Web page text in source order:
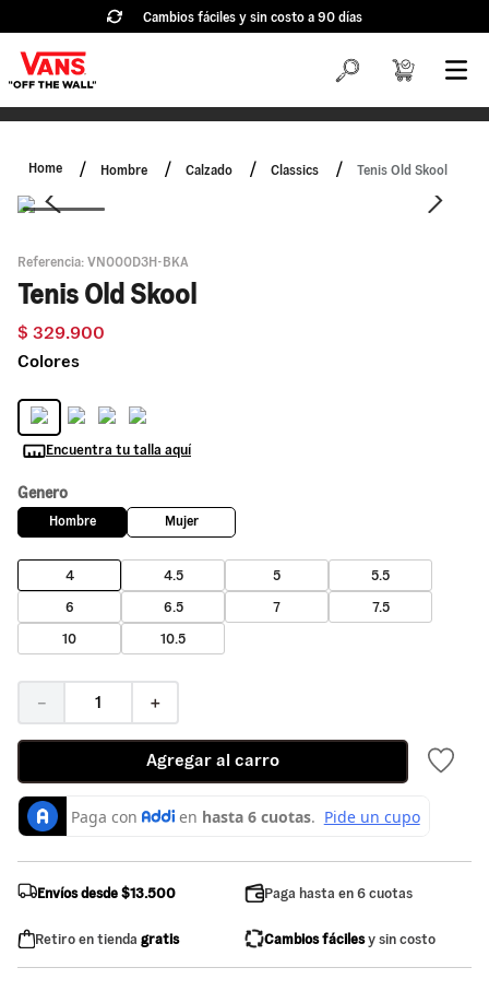
Cambios fáciles y sin costo a 90 días
Hombre Calzado Classics Tenis Old Skool
Referencia: VN000D3H-BKA
Tenis Old Skool
$ 329.900
Colores
Encuentra tu talla aquí
Genero
Hombre Mujer
4 4.5 5
5.5
6
6.5 7
7.5
10
10.5
＋
－
Agregar al carro
Envíos desde $13.500 Paga hasta en 6 cuotas
Retiro en tienda gratis Cambios fácilesy sin costo